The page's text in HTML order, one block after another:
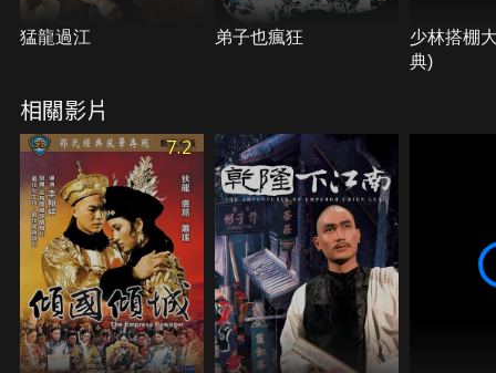
猛龍過江 弟子也瘋狂
少林搭棚
典)
相關影片
7.2